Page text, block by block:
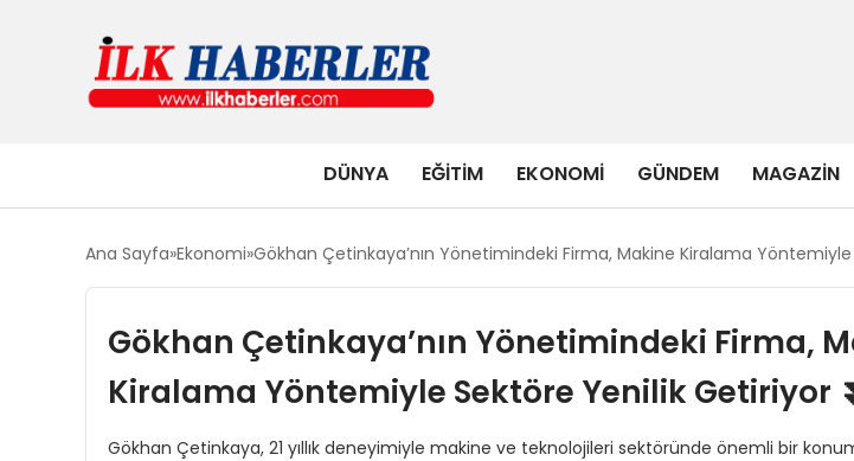
DÜNYA EĞITIM EKONOMI GÜNDEM MAGAZIN
Ana Sayfa Ekonomi Gökhan Çetinkaya’nın Yönetimindeki Firma, Makine Kiralama
Gökhan Çetinkaya’nın Yönetimindeki Firma,
Kiralama Yöntemiyle Sektöre Yenilik Getiriyor
Gökhan Çetinkaya, 21 yıllık deneyimiyle makine ve teknolojileri sektöründe önemli bir